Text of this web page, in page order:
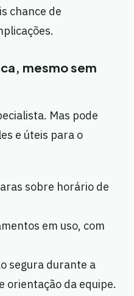
chance de
mesmo sem
Mas pode
e úteis para o
sobre horário de
em uso, com
segura durante a
orientação da equipe.